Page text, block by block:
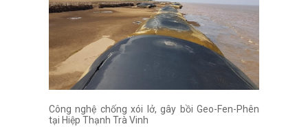
Công nghệ chống xói lở, gây bồi Geo-Fen-Phên
tại Hiệp Thạnh Trà Vinh